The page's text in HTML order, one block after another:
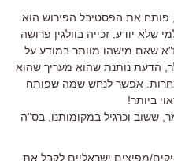
פותח את הפסטיבל הפירוש הוא
יודע, זכייה בוולגין פרושה
שאם מישהו מוותר במודע על
הדעת נותנת שהוא מעריך שהוא
אחרות. אפשר לנחש שמה שפותח
ביותר!
ששוב וכרגיל במקומותנו, בס"ה
מפיצים ישראליים לקבל את